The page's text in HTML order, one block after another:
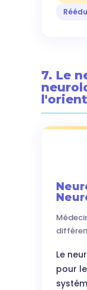
7. Le
Le
pour